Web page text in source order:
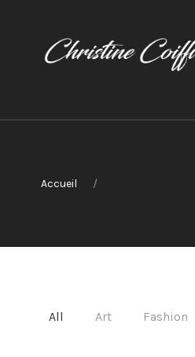
Accueil
All Art Fashion